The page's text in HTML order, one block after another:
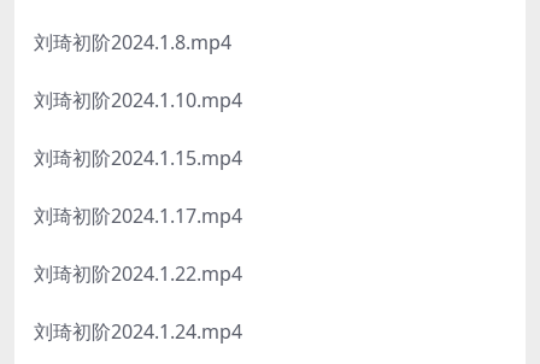
刘琦初阶2024.1.8.mp4
刘琦初阶2024.1.10.mp4
刘琦初阶2024.1.15.mp4
刘琦初阶2024.1.17.mp4
刘琦初阶2024.1.22.mp4
刘琦初阶2024.1.24.mp4